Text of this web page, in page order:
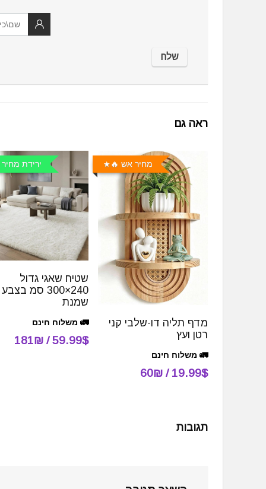
ראה גם
מחיר אש 🔥
מדף תליה דו-שלבי קני
רטן ועץ
🚛 משלוח חינם
19.99$ / 60₪
ירידת
שטיח שאגי גדול
240×300 סמ בצבע
שמנת
🚛 משלוח חינם
59.99$ / 181₪
תגובות